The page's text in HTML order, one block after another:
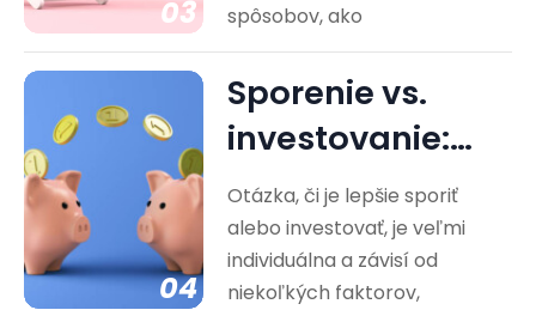
03
spôsobov, ako
04
Sporenie vs.
investovanie:
Ktorá cesta je
pre vás…
Otázka, či je lepšie sporiť
alebo investovať, je veľmi
individuálna a závisí od
niekoľkých faktorov,